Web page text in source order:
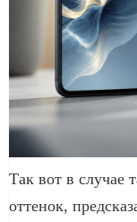
Так вот в случае
оттенок,